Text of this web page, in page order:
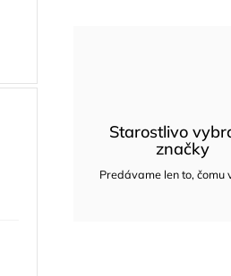
Starostlivo
značky
Predávame len to, čomu